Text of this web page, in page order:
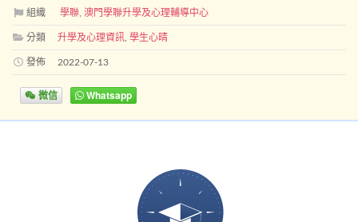
組織 學聯 澳門學聯升學及心理輔導中心
分類 升學及心理資訊 學生心晴
發佈 2022-07-13
微信 Whatsapp